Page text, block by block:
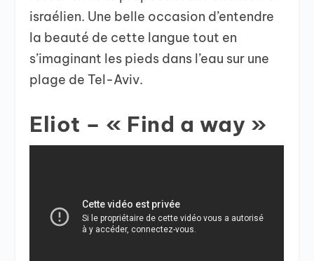
israélien. Une belle occasion d’entendre
la beauté de cette langue tout en
s’imaginant les pieds dans l’eau sur une
plage de Tel-Aviv.
Eliot – « Find a way »